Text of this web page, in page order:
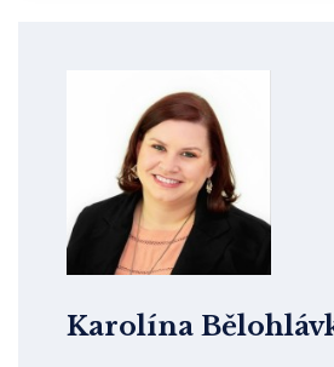
Karolína